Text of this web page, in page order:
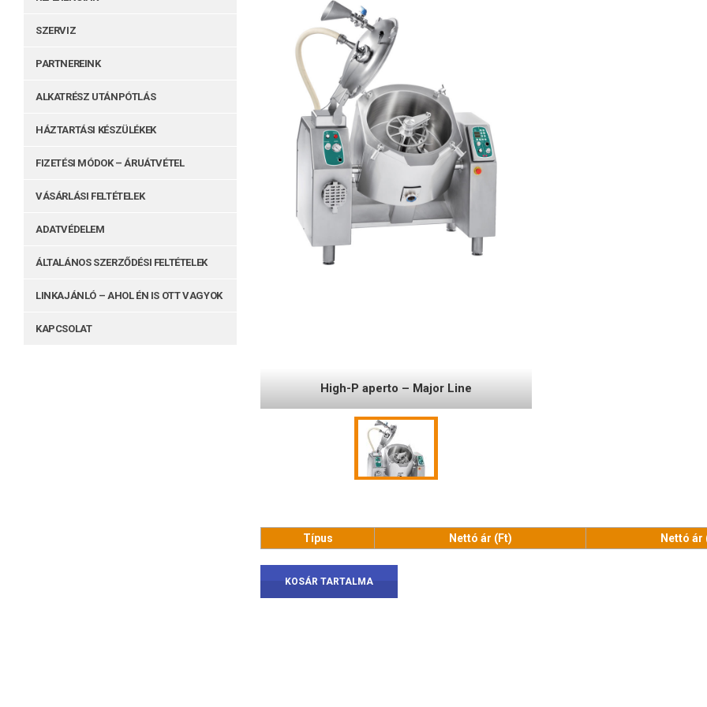
High-P aperto – Major Line
Típus Nettó ár (Ft) Nettó ár
KOSÁR TARTALMA
SZERVIZ
PARTNEREINK
ALKATRÉSZ UTÁNPÓTLÁS
HÁZTARTÁSI KÉSZÜLÉKEK
FIZETÉSI MÓDOK – ÁRUÁTVÉTEL
VÁSÁRLÁSI FELTÉTELEK
ADATVÉDELEM
ÁLTALÁNOS SZERZŐDÉSI FELTÉTELEK
LINKAJÁNLÓ – AHOL ÉN IS OTT VAGYOK
KAPCSOLAT